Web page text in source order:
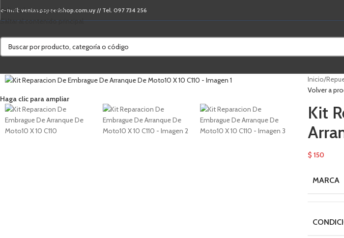
Saltar a la navegación
Saltar al contenido principal
e-mail: ventas@speedshop.com.uy // Tel. 097 734 256
Haga clic para ampliar
Inicio/
Volver a
Kit
$ 150
MARCA